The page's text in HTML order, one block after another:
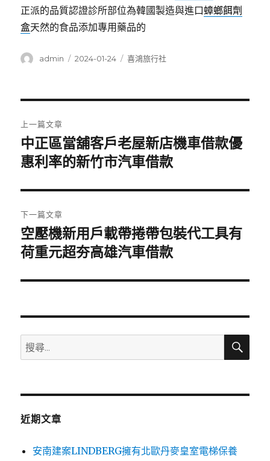
正派的品質認證診所部位為韓國製造與進口蟑螂餌劑
盒天然的食品添加專用藥品的
作
admin
發
2024-01-24
分
喜鴻旅行社
章
導
覽
上一篇文章
上
一
文
章:
中正區當舖客戶老屋新店機車借款優
惠利率的新竹市汽車借款
下一篇文章
下
一
文
空壓機新用戶載帶捲帶包裝代工具有
荷重元超夯高雄汽車借款
搜
尋
鍵
搜
近期文章
安南建案LINDBERG擁有北歐丹麥皇室電梯保養